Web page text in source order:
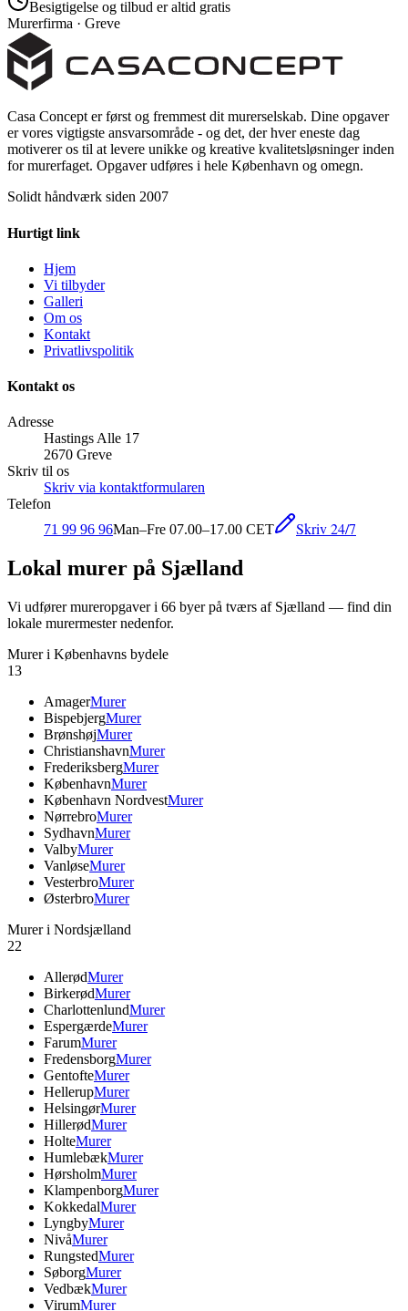
Besigtigelse og tilbud er altid gratis
Murerfirma · Greve
Casa Concept er først og fremmest dit murerselskab. Dine opgaver
er vores vigtigste ansvarsområde - og det, der hver eneste dag
motiverer os til at levere unikke og kreative kvalitetsløsninger inden
for murerfaget. Opgaver udføres i hele København og omegn.
Solidt håndværk siden 2007
Hurtigt link
Hjem
Vi tilbyder
Galleri
Om os
Kontakt
Privatlivspolitik
Kontakt os
Adresse
Hastings Alle 17
2670 Greve
Skriv til os
Skriv via kontaktformularen
Telefon
71 99 96 96Man–Fre 07.00–17.00 CET Skriv 24/7
Lokal murer på Sjælland
Vi udfører mureropgaver i 66 byer på tværs af Sjælland — find din
lokale murermester nedenfor.
Murer i Københavns bydele
13
AmagerMurer
BispebjergMurer
BrønshøjMurer
ChristianshavnMurer
FrederiksbergMurer
KøbenhavnMurer
København NordvestMurer
NørrebroMurer
SydhavnMurer
ValbyMurer
VanløseMurer
VesterbroMurer
ØsterbroMurer
Murer i Nordsjælland
22
AllerødMurer
BirkerødMurer
CharlottenlundMurer
EspergærdeMurer
FarumMurer
FredensborgMurer
GentofteMurer
HellerupMurer
HelsingørMurer
HillerødMurer
HolteMurer
HumlebækMurer
HørsholmMurer
KlampenborgMurer
KokkedalMurer
LyngbyMurer
NivåMurer
RungstedMurer
SøborgMurer
VedbækMurer
VirumMurer